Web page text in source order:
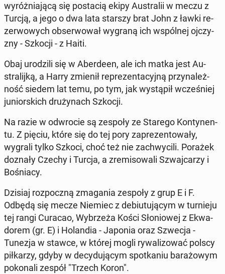
wy­róż­nia­ją­cą się po­sta­cią ekipy Au­stra­lii w meczu z
Turcją, a jego o dwa lata starszy brat John z ławki re­
zer­wo­wych ob­ser­wo­wał wygraną ich wspól­nej oj­czy­
zny - Szkocji - z Haiti.
Obaj uro­dzi­li się w Aber­de­en, ale ich matka jest Au­
stra­lij­ką, a Harry zmienił re­pre­zen­ta­cyj­ną przy­na­leż­
ność siedem lat temu, po tym, jak wy­stą­pił wcze­śniej
ju­nior­skich dru­ży­nach Szkocji.
Na razie w od­wro­cie są zespoły ze Starego Kon­ty­nen­
tu. Z pięciu, które się do tej pory za­pre­zen­to­wa­ły,
wygrali tylko Szkoci, choć też nie za­chwy­ci­li. Porażek
doznały Czechy i Turcja, a zre­mi­so­wa­li Szwaj­ca­rzy i
Bo­śnia­cy.
Dzisiaj roz­pocz­ną zma­ga­nia zespoły z grup E i F.
Odbędą się mecze Niemiec z de­biu­tu­ją­cym w tur­nie­ju
tej rangi Curacao, Wy­brze­ża Kości Sło­nio­wej z Ekwa­
do­rem (gr. E) i Ho­lan­dia - Japonia oraz Szwecja -
Tunezja w stawce, w której mogli ry­wa­li­zo­wać polscy
pił­ka­rzy, gdyby w de­cy­du­ją­cym spo­tka­niu ba­ra­żo­wym
po­ko­na­li zespół "Trzech Koron".